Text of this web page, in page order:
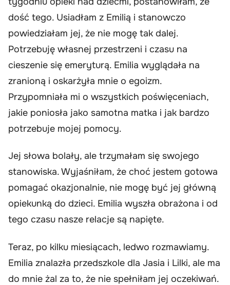
dość tego. Usiadłam z Emilią i stanowczo
powiedziałam jej, że nie mogę tak dalej.
Potrzebuję własnej przestrzeni i czasu na
cieszenie się emeryturą. Emilia wyglądała na
zranioną i oskarżyła mnie o egoizm.
Przypomniała mi o wszystkich poświęceniach,
jakie poniosła jako samotna matka i jak bardzo
potrzebuje mojej pomocy.
Jej słowa bolały, ale trzymałam się swojego
stanowiska. Wyjaśniłam, że choć jestem gotowa
pomagać okazjonalnie, nie mogę być jej główną
opiekunką do dzieci. Emilia wyszła obrażona i od
tego czasu nasze relacje są napięte.
Teraz, po kilku miesiącach, ledwo rozmawiamy.
Emilia znalazła przedszkole dla Jasia i Lilki, ale ma
do mnie żal za to, że nie spełniłam jej oczekiwań.